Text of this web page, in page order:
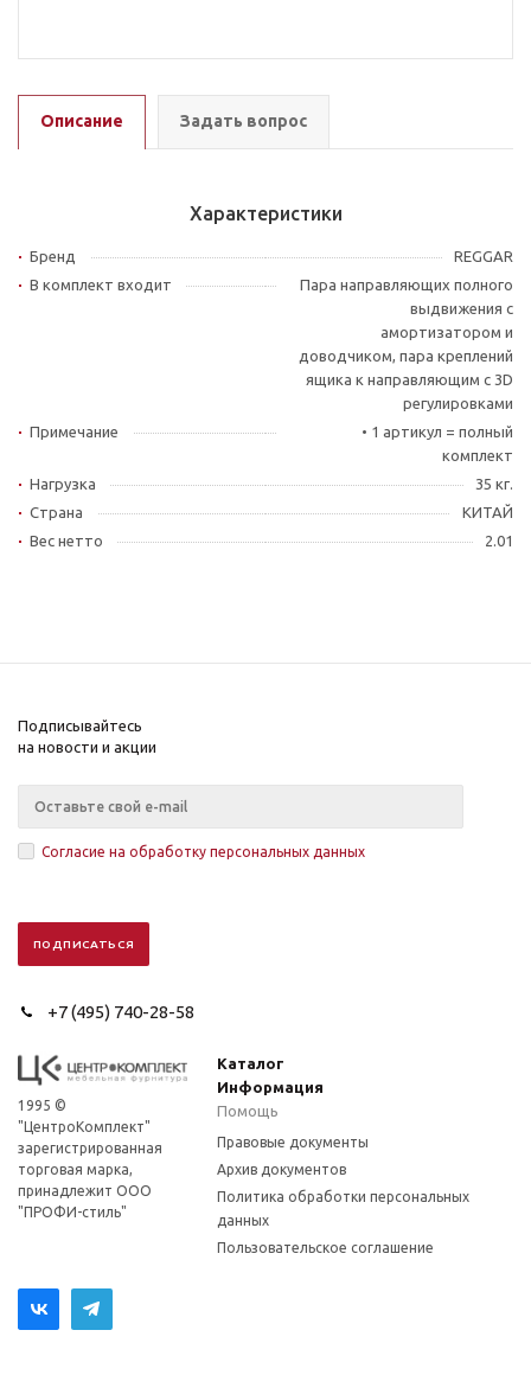
Описание Задать вопрос
Характеристики
Бренд
REGGAR
В комплект входит
Пара направляющих полного
выдвижения с
амортизатором и
доводчиком, пара креплений
ящика к направляющим с 3D
регулировками
Примечание
• 1 артикул = полный
комплект
Нагрузка
35 кг.
Страна
КИТАЙ
Вес нетто
2.01
Подписывайтесь
на новости и акции
Согласие на обработку персональных данных
+7 (495) 740-28-58
1995 ©
"ЦентроКомплект"
зарегистрированная
торговая марка,
принадлежит ООО
"ПРОФИ-стиль"
Каталог
Информация
Помощь
Правовые документы
Архив документов
Политика обработки персональных
данных
Пользовательское соглашение